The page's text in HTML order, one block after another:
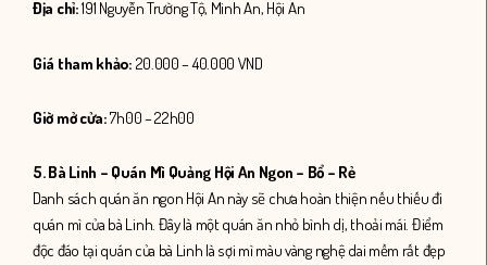
Địa chỉ:191 Nguyễn Trường Tộ, Minh An, Hội An
Giá tham khảo: 20.000 – 40.000 VND
Giờ mở cửa:7h00 – 22h00
5. Bà Linh – Quán Mì Quảng Hội An Ngon – Bổ – Rẻ
Danh sách quán ăn ngon Hội An này sẽ chưa hoàn thiện nếu thiếu đi
quán mì của bà Linh. Đây là một quán ăn nhỏ bình dị, thoải mái. Điểm
độc đáo tại quán của bà Linh là sợi mì màu vàng nghệ dai mềm rất đẹp